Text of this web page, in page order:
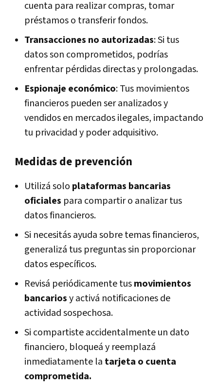
cuenta para realizar compras, tomar
préstamos o transferir fondos.
Transacciones no autorizadas: Si tus
datos son comprometidos, podrías
enfrentar pérdidas directas y prolongadas.
Espionaje económico: Tus movimientos
financieros pueden ser analizados y
vendidos en mercados ilegales, impactando
tu privacidad y poder adquisitivo.
Medidas de prevención
Utilizá solo plataformas bancarias
oficiales para compartir o analizar tus
datos financieros.
Si necesitás ayuda sobre temas financieros,
generalizá tus preguntas sin proporcionar
datos específicos.
Revisá periódicamente tusmovimientos
bancariosy activá notificaciones de
actividad sospechosa.
Si compartiste accidentalmente un dato
financiero, bloqueá y reemplazá
inmediatamente la tarjeta o cuenta
comprometida.